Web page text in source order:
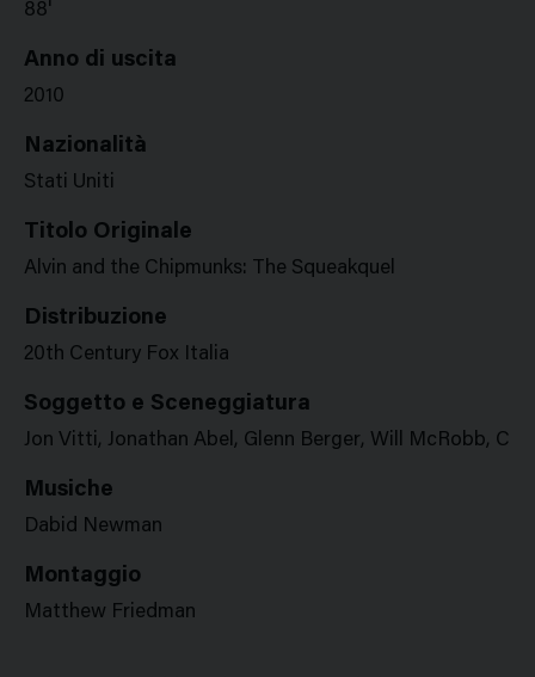
88'
Anno di uscita
2010
Nazionalità
Stati Uniti
Titolo Originale
Alvin and the Chipmunks: The Squeakquel
Distribuzione
20th Century Fox Italia
Soggetto e Sceneggiatura
Jon Vitti, Jonathan Abel, Glenn Berger, Will McRobb,
Musiche
Dabid Newman
Montaggio
Matthew Friedman